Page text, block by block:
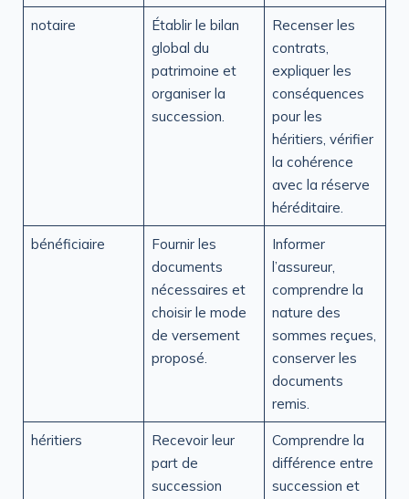
notaire
Établir le bilan
global du
patrimoine et
organiser la
succession.
Recenser les
contrats,
expliquer les
conséquences
pour les
héritiers, vérifier
la cohérence
avec la réserve
héréditaire.
bénéficiaire
Fournir les
documents
nécessaires et
choisir le mode
de versement
proposé.
Informer
l’assureur,
comprendre la
nature des
sommes reçues,
conserver les
documents
remis.
héritiers
Recevoir leur
part de
succession
Comprendre la
différence entre
succession et